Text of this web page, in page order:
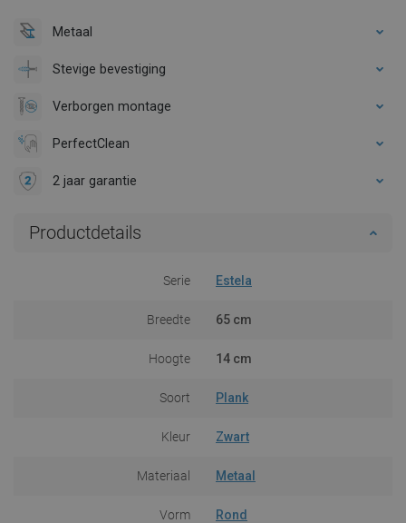
Metaal
Stevige bevestiging
Verborgen montage
PerfectClean
2 jaar garantie
Productdetails
Serie Estela
Breedte 65 cm
Hoogte 14 cm
Soort Plank
Kleur Zwart
Materiaal Metaal
Vorm Rond